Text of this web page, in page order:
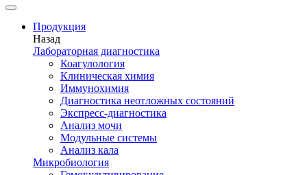
Продукция
Назад
Лабораторная диагностика
Коагулология
Клиническая химия
Иммунохимия
Диагностика неотложных состояний
Экспресс-диагностика
Анализ мочи
Модульные системы
Анализ кала
Микробиология